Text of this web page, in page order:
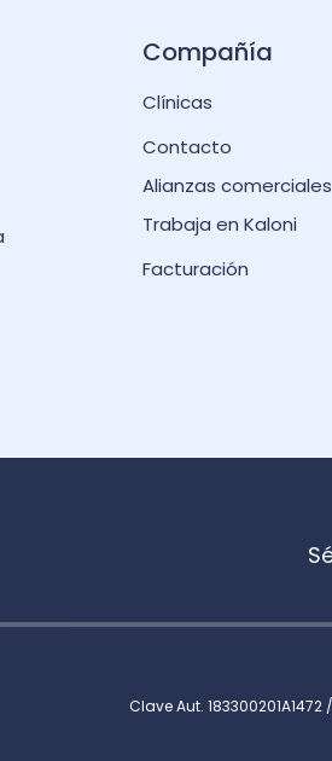
Compañía
Clínicas
Contacto
Alianzas comerciales
Trabaja en Kaloni
Facturación
Clave Aut.